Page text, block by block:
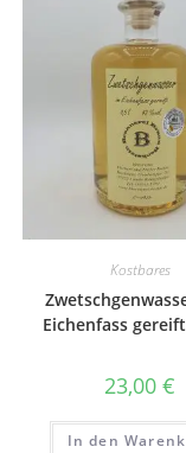
Kostbares
Eichenfass
23,00€
In den